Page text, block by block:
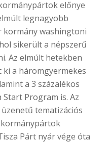
előnye
legnagyobb
kormány washingtoni
sikerült a népszerű
Az elmúlt hetekben
a háromgyermekes
a 3 százalékos
Program is. Az
tematizációs
Párt nyár vége óta